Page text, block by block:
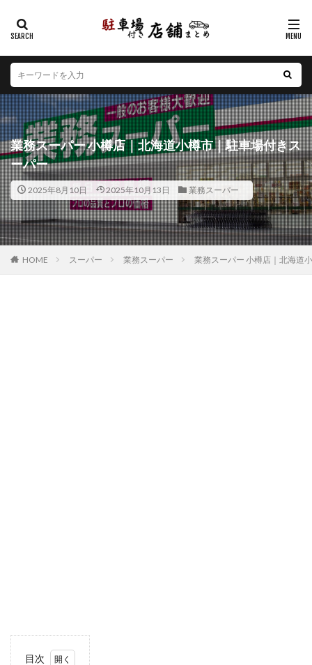
業務スーパー 小樽店｜北海道小樽市｜駐車場付きス
ーパー
2025年8月10日 2025年10月13日 業務スーパー
HOME スーパー 業務スーパー 業務スーパー 小樽店｜北海道
目次
カテゴリー
エリア
北海道 青森県 岩手県 宮城県
秋田県
山形県
福島県 茨城県 栃木県
群馬県
埼玉県
千葉県 東京都 神奈川県
新潟県
山梨県
長野県 富山県 石川県
福井県
岐阜県
静岡県 愛知県 三重県
滋賀県
京都府
大阪府 兵庫県 奈良県
和歌山県
鳥取県
島根県 岡山県 広島県
山口県
徳島県
香川県 愛媛県 高知県
福岡県
佐賀県
長崎県 熊本県 大分県
宮崎県